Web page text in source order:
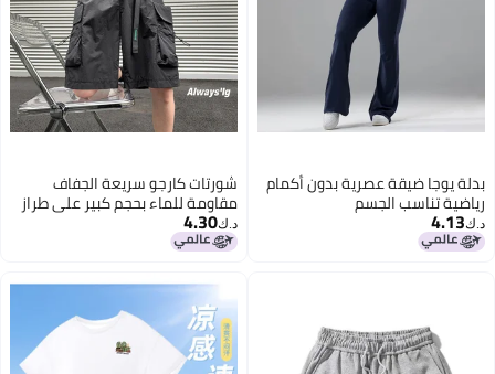
شورتات كارجو سريعة الجفاف
مقاومة للماء بحجم كبير على طراز
2026 في الهواء الطلق
د.ك‏ 4.30